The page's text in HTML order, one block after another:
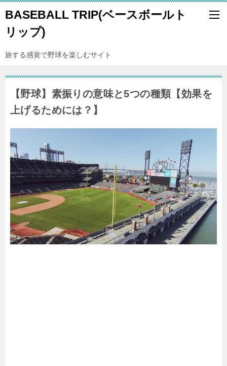
BASEBALL TRIP(ベースボールト
リップ)
旅する感覚で野球を楽しむサイト
【野球】素振りの意味と5つの種類【効果を
上げるためには？】